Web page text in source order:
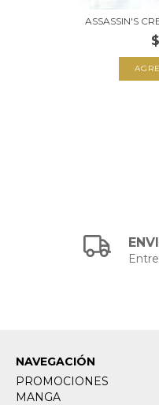
ASSASSIN'S
NAVEGACIÓN
PROMOCIONES
MANGA